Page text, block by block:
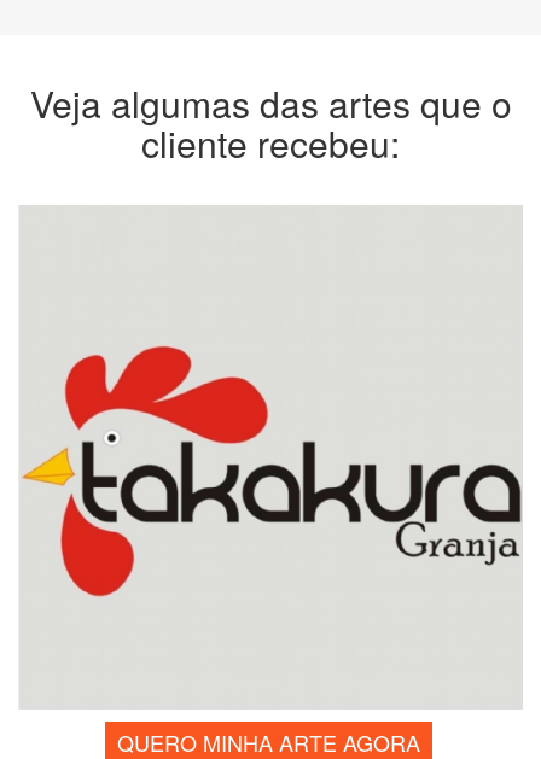
Veja algumas das artes que o
cliente recebeu:
QUERO MINHA ARTE AGORA